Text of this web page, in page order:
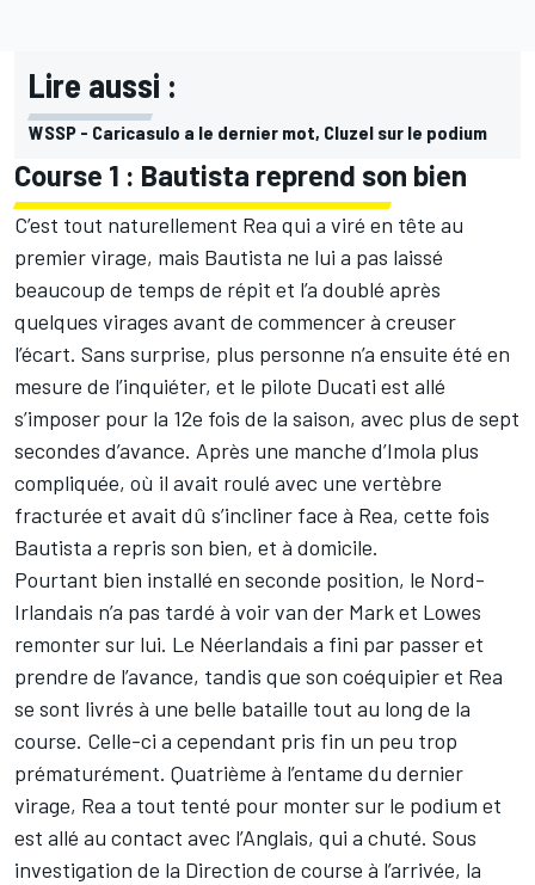
Lire aussi :
WSSP - Caricasulo a le dernier mot, Cluzel sur le podium
Course 1 : Bautista reprend son bien
C’est tout naturellement Rea qui a viré en tête au
premier virage, mais Bautista ne lui a pas laissé
beaucoup de temps de répit et l’a doublé après
quelques virages avant de commencer à creuser
l’écart. Sans surprise, plus personne n’a ensuite été en
mesure de l’inquiéter, et le pilote Ducati est allé
s’imposer pour la 12e fois de la saison, avec plus de sept
secondes d’avance. Après une manche d’Imola plus
compliquée, où il avait roulé avec une vertèbre
fracturée et avait dû s’incliner face à Rea, cette fois
Bautista a repris son bien, et à domicile.
Pourtant bien installé en seconde position, le Nord-
Irlandais n’a pas tardé à voir van der Mark et Lowes
remonter sur lui. Le Néerlandais a fini par passer et
prendre de l’avance, tandis que son coéquipier et Rea
se sont livrés à une belle bataille tout au long de la
course. Celle-ci a cependant pris fin un peu trop
prématurément. Quatrième à l’entame du dernier
virage, Rea a tout tenté pour monter sur le podium et
est allé au contact avec l’Anglais, qui a chuté. Sous
investigation de la Direction de course à l’arrivée, la